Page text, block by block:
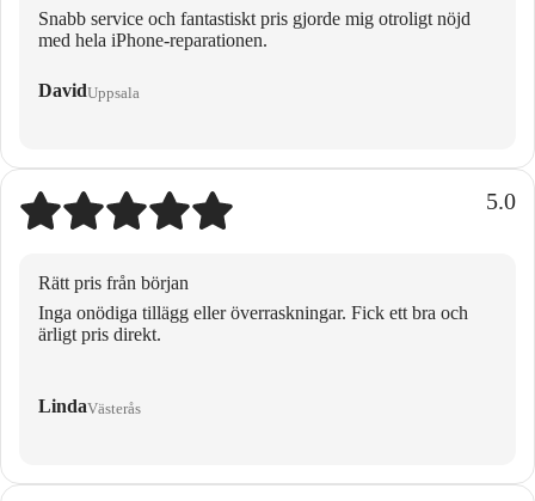
Snabb service och fantastiskt pris gjorde mig otroligt nöjd
med hela iPhone-reparationen.
DavidUppsala
5.0
Rätt pris från början
Inga onödiga tillägg eller överraskningar. Fick ett bra och
ärligt pris direkt.
LindaVästerås